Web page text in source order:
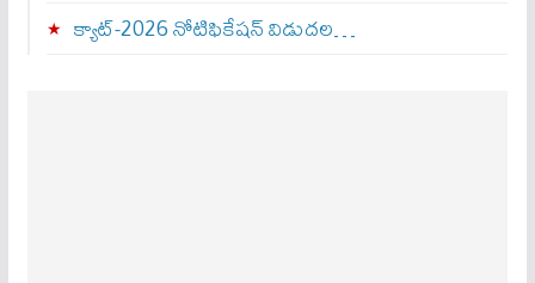
క్యాట్-2026 నోటిఫికేషన్ విడుదల…